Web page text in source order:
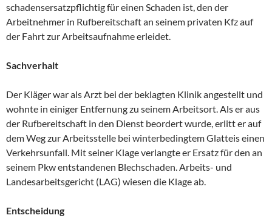
schadensersatzpflichtig für einen Schaden ist, den der
Arbeitnehmer in Rufbereitschaft an seinem privaten Kfz auf
der Fahrt zur Arbeitsaufnahme erleidet.
Sachverhalt
Der Kläger war als Arzt bei der beklagten Klinik angestellt und
wohnte in einiger Entfernung zu seinem Arbeitsort. Als er aus
der Rufbereitschaft in den Dienst beordert wurde, erlitt er auf
dem Weg zur Arbeitsstelle bei winterbedingtem Glatteis einen
Verkehrsunfall. Mit seiner Klage verlangte er Ersatz für den an
seinem Pkw entstandenen Blechschaden. Arbeits- und
Landesarbeitsgericht (LAG) wiesen die Klage ab.
Entscheidung